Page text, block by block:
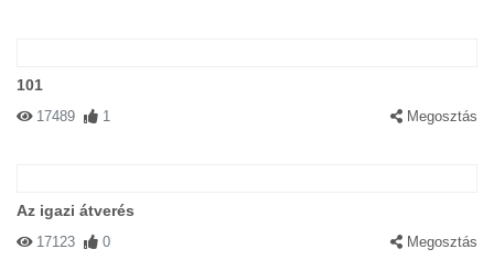
101
17489 1 Megosztás
Az igazi átverés
17123 0 Megosztás